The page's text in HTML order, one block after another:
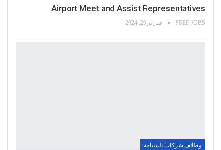
Airport Meet and Assist Representatives
FREE JOBS فبراير 29, 2024
وظائف شركات السياحة